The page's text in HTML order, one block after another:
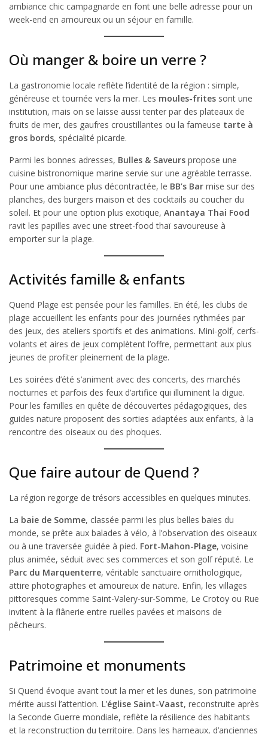
ambiance chic campagnarde en font une belle adresse pour un
week-end en amoureux ou un séjour en famille.
Où manger & boire un verre ?
La gastronomie locale reflète l’identité de la région : simple,
généreuse et tournée vers la mer. Les moules-frites sont une
institution, mais on se laisse aussi tenter par des plateaux de
fruits de mer, des gaufres croustillantes ou la fameuse tarte à
gros bords, spécialité picarde.
Parmi les bonnes adresses, Bulles & Saveurs propose une
cuisine bistronomique marine servie sur une agréable terrasse.
Pour une ambiance plus décontractée, le BB’s Bar mise sur des
planches, des burgers maison et des cocktails au coucher du
soleil. Et pour une option plus exotique, Anantaya Thai Food
ravit les papilles avec une street-food thaï savoureuse à
emporter sur la plage.
Activités famille & enfants
Quend Plage est pensée pour les familles. En été, les clubs de
plage accueillent les enfants pour des journées rythmées par
des jeux, des ateliers sportifs et des animations. Mini-golf, cerfs-
volants et aires de jeux complètent l’offre, permettant aux plus
jeunes de profiter pleinement de la plage.
Les soirées d’été s’animent avec des concerts, des marchés
nocturnes et parfois des feux d’artifice qui illuminent la digue.
Pour les familles en quête de découvertes pédagogiques, des
guides nature proposent des sorties adaptées aux enfants, à la
rencontre des oiseaux ou des phoques.
Que faire autour de Quend ?
La région regorge de trésors accessibles en quelques minutes.
La baie de Somme, classée parmi les plus belles baies du
monde, se prête aux balades à vélo, à l’observation des oiseaux
ou à une traversée guidée à pied. Fort-Mahon-Plage, voisine
plus animée, séduit avec ses commerces et son golf réputé. Le
Parc du Marquenterre, véritable sanctuaire ornithologique,
attire photographes et amoureux de nature. Enfin, les villages
pittoresques comme Saint-Valery-sur-Somme, Le Crotoy ou Rue
invitent à la flânerie entre ruelles pavées et maisons de
pêcheurs.
Patrimoine et monuments
Si Quend évoque avant tout la mer et les dunes, son patrimoine
mérite aussi l’attention. L’église Saint-Vaast, reconstruite après
la Seconde Guerre mondiale, reflète la résilience des habitants
et la reconstruction du territoire. Dans les hameaux, d’anciennes